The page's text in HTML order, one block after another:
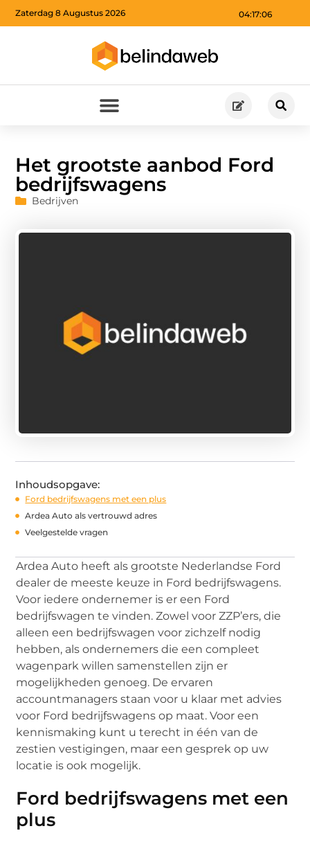
04:17:07
Zaterdag 8 Augustus 2026
Het grootste aanbod Ford
bedrijfswagens
Bedrijven
Inhoudsopgave:
Ford bedrijfswagens met een plus
Ardea Auto als vertrouwd adres
Veelgestelde vragen
Ardea Auto heeft als grootste Nederlandse Ford
dealer de meeste keuze in Ford bedrijfswagens.
Voor iedere ondernemer is er een Ford
bedrijfswagen te vinden. Zowel voor ZZP’ers, die
alleen een bedrijfswagen voor zichzelf nodig
hebben, als ondernemers die een compleet
wagenpark willen samenstellen zijn er
mogelijkheden genoeg. De ervaren
accountmanagers staan voor u klaar met advies
voor Ford bedrijfswagens op maat. Voor een
kennismaking kunt u terecht in één van de
zestien vestigingen, maar een gesprek op uw
locatie is ook mogelijk.
Ford bedrijfswagens met een
plus